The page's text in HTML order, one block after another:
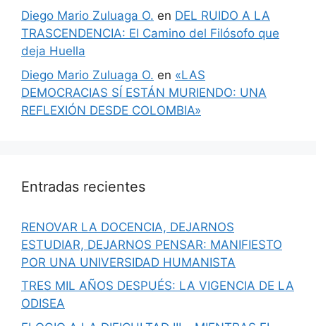
Diego Mario Zuluaga O. en DEL RUIDO A LA
TRASCENDENCIA: El Camino del Filósofo que
deja Huella
Diego Mario Zuluaga O. en «LAS
DEMOCRACIAS SÍ ESTÁN MURIENDO: UNA
REFLEXIÓN DESDE COLOMBIA»
Entradas recientes
RENOVAR LA DOCENCIA, DEJARNOS
ESTUDIAR, DEJARNOS PENSAR: MANIFIESTO
POR UNA UNIVERSIDAD HUMANISTA
TRES MIL AÑOS DESPUÉS: LA VIGENCIA DE LA
ODISEA